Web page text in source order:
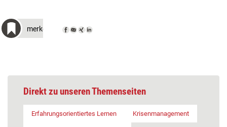
merken
Direkt zu unseren Themenseiten
Erfahrungsorientiertes Lernen Krisenmanagement